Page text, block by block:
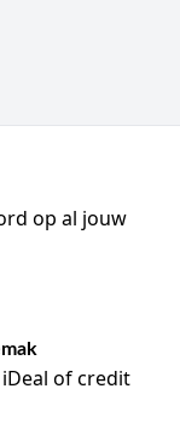
op al jouw
of credit